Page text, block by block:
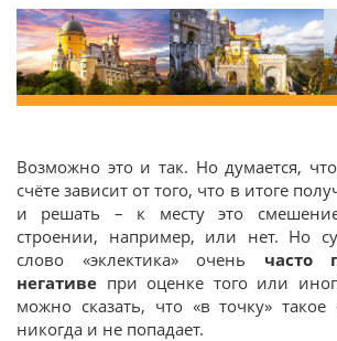
Возможно это и так. Но думается,
счёте зависит от того, что в итоге
и решать – к месту это
строении, например, или нет. Но
слово «эклектика» очень часто
негативе при оценке того или
можно сказать, что «в точку»
никогда и не попадает.